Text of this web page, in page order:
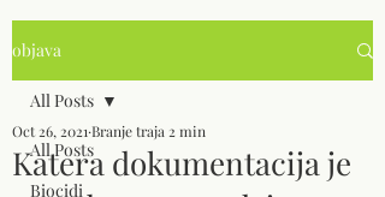
objava
All Posts
Biocidi
All Posts
Katera dokumentacija je
Oct 26, 2021 Branje traja 2 min